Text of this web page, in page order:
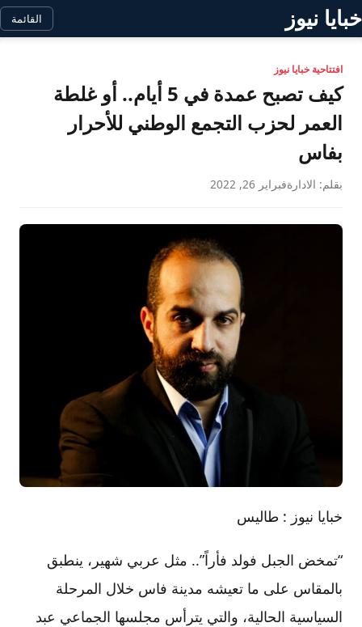
خبايا نيوز القائمة
افتتاحية خبايا نيوز
كيف تصبح عمدة في 5 أيام.. أو غلطة
العمر لحزب التجمع الوطني للأحرار
بفاس
بقلم: الادارةفبراير 26, 2022
خبايا نيوز : طاليس
“تمخض الجبل فولد فأراً”.. مثل عربي شهير، ينطبق
بالمقاس على ما تعيشه مدينة فاس خلال المرحلة
السياسية الحالية، والتي يترأس مجلسها الجماعي عبد